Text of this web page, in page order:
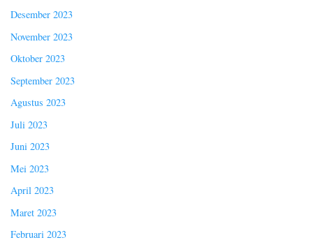
Desember 2023
November 2023
Oktober 2023
September 2023
Agustus 2023
Juli 2023
Juni 2023
Mei 2023
April 2023
Maret 2023
Februari 2023